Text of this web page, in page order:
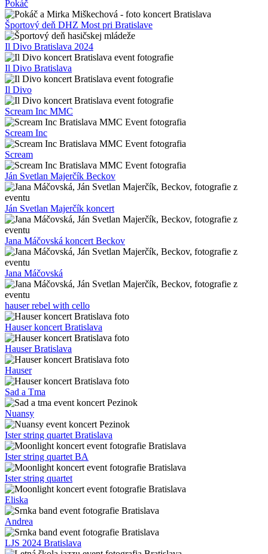
Pokáč
Športový deň DHZ Most pri Bratislave
Il Divo Bratislava 2024
Il Divo Bratislava
Il Divo
Scream Inc MMC
Scream Inc
Scream
Ján Svetlan Majerčík Beckov
Ján Svetlan Majerčík koncert
Jana Máčovská koncert Beckov
Jana Máčovská
hauser rebel with cello
Hauser koncert Bratislava
Hauser Bratislava
Hauser
Sad a Tma
Nuansy
Ister string quartet Bratislava
Ister string quartet BA
Ister string quartet
Eliska
Andrea
LJS 2024 Bratislava